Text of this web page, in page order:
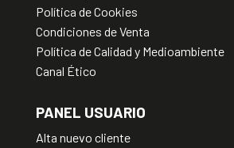
Política de Cookies
Condiciones de Venta
Política de Calidad y Medioambiente
Canal Ético
PANEL USUARIO
Alta nuevo cliente